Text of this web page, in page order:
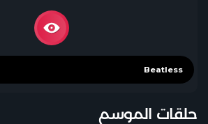
حلقات الموسم